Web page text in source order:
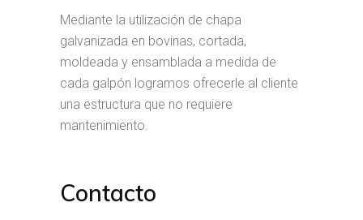
Mediante la utilización de chapa
galvanizada en bovinas, cortada,
moldeada y ensamblada a medida de
cada galpón logramos ofrecerle al cliente
una estructura que no requiere
mantenimiento.
Contacto